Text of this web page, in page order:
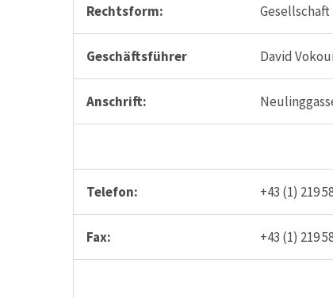
Rechtsform:
Geschäftsführer David
Anschrift:
Telefon: +43 (1) 219
Fax: +43 (1) 219